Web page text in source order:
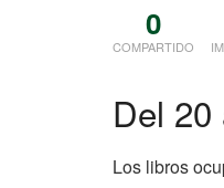
0
COMPARTIDO
Del
Los libros